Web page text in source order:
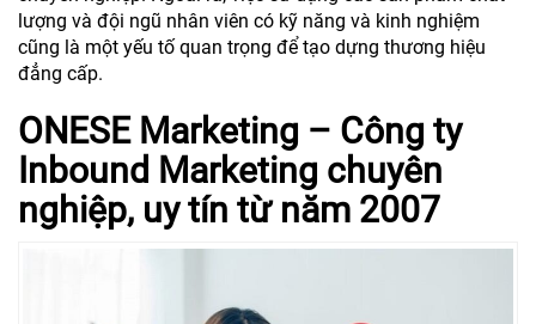
lượng và đội ngũ nhân viên có kỹ năng và kinh nghiệm
cũng là một yếu tố quan trọng để tạo dựng thương hiệu
đẳng cấp.
ONESE Marketing – Công ty
Inbound Marketing chuyên
nghiệp, uy tín từ năm 2007